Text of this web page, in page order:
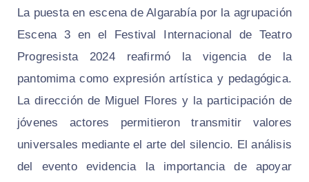
La puesta en escena de Algarabía por la agrupación
Escena 3 en el Festival Internacional de Teatro
Progresista 2024 reafirmó la vigencia de la
pantomima como expresión artística y pedagógica.
La dirección de Miguel Flores y la participación de
jóvenes actores permitieron transmitir valores
universales mediante el arte del silencio. El análisis
del evento evidencia la importancia de apoyar